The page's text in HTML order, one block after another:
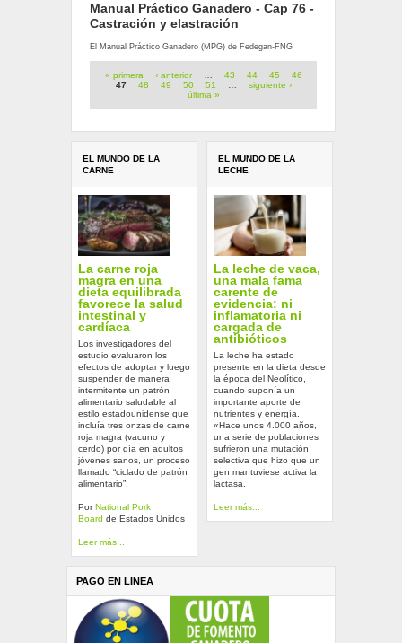
Manual Práctico Ganadero - Cap 76 -
Castración y elastración
El Manual Práctico Ganadero (MPG) de Fedegan-FNG
Páginas
« primera ‹ anterior … 43 44 45
46
47
48 49 50 51 …
siguiente ›
última »
EL MUNDO DE LA
CARNE
La carne roja
magra en una
dieta equilibrada
favorece la salud
intestinal y
cardíaca
Los investigadores del
estudio evaluaron los
efectos de adoptar y luego
suspender de manera
intermitente un patrón
alimentario saludable al
estilo estadounidense que
incluía tres onzas de carne
roja magra (vacuno y
cerdo) por día en adultos
jóvenes sanos, un proceso
llamado “ciclado de patrón
alimentario”.
Por National Pork
Board de Estados Unidos
Leer más...
EL MUNDO DE LA
LECHE
La leche de vaca,
una mala fama
carente de
evidencia: ni
inflamatoria ni
cargada de
antibióticos
La leche ha estado
presente en la dieta desde
la época del Neolítico,
cuando suponía un
importante aporte de
nutrientes y energía.
«Hace unos 4.000 años,
una serie de poblaciones
sufrieron una mutación
selectiva que hizo que un
gen mantuviese activa la
lactasa.
Leer más...
PAGO EN LINEA